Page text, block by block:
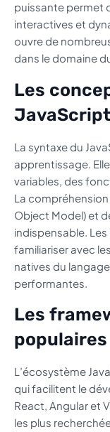
puissante permet
interactives et
ouvre de
dans le domaine
Les
JavaScript
La syntaxe du
apprentissage.
variables, des
La
Object Model) et
indispensable.
familiariser avec
natives du
performantes.
Les
populaires
L’écosystème
qui facilitent le
React, Angular et
les plus